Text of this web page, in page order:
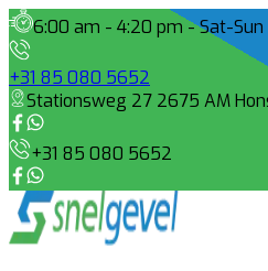
6:00 am - 4:20 pm - Sat-Sun
+31 85 080 5652
Stationsweg 27 2675 AM
+31 85 080 5652